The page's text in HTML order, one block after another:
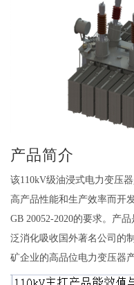
产品简介
该110kV级油浸式电力变压
高产品性能和生产效率而开
GB 20052-2020的要求。产
泛消化吸收国外著名公司的
矿企业的高品位电力变压器产